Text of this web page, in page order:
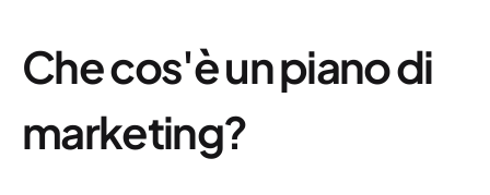
Che cos'è un piano di
marketing?